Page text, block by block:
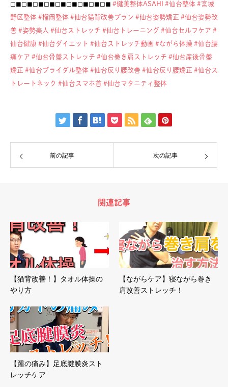
◻︎◼︎◻︎◼︎◻︎◼︎◻︎◼︎◻︎◼︎◻︎◼︎◻︎◼︎◻︎◼︎◻︎◼︎ #健美整体ASAHI #仙台整体 #宮城
野区整体 #榴岡整体 #仙台猫背改善プラン #仙台姿勢矯正 #仙台姿勢改
善 #姿勢美人 #仙台ストレッチ #仙台トレーニング #仙台セルフケア #
仙台健康 #仙台ダイエット #仙台ストレッチ動画 #ながら体操 #仙台腰
痛ケア #仙台骨盤ストレッチ #仙台巻き肩ストレッチ #仙台産後骨盤
矯正 #仙台ブライダル整体 #仙台反り腰改善 #仙台反り腰矯正 #仙台ス
トレートネック #仙台スマホ首 #仙台マタニティ整体
前の記事 次の記事
関連記事
【猫背改善！】タオル体操の
やり方
【ながらケア】寝ながら巻き
肩改善ストレッチ！
【踵の痛み】足底腱膜炎スト
レッチケア